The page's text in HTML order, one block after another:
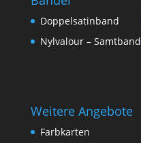
Doppelsatinband
Nylvalour – Samtband
Weitere Angebote
Farbkarten